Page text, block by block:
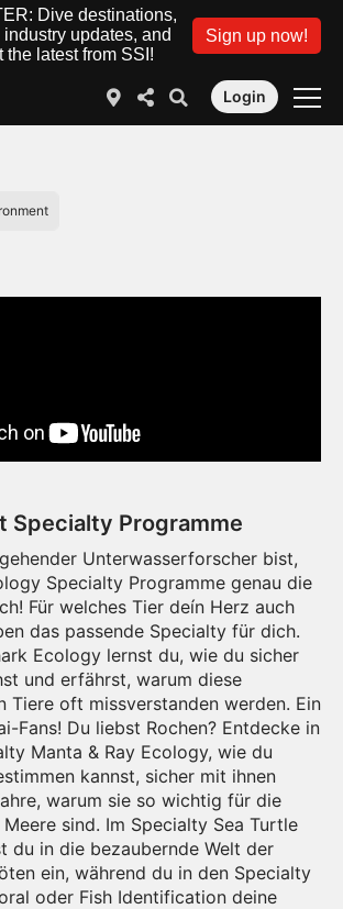
Dive destinations,
updates, and
latest from SSI!
Sign up now!
Login
Specialty Programme
Unterwasserforscher bist,
Specialty Programme genau die
Für welches Tier deín Herz auch
das passende Specialty für dich.
Ecology lernst du, wie du sicher
und erfährst, warum diese
Tiere oft missverstanden werden. Ein
Fans! Du liebst Rochen? Entdecke in
Manta & Ray Ecology, wie du
kannst, sicher mit ihnen
warum sie so wichtig für die
sind. Im Specialty Sea Turtle
du in die bezaubernde Welt der
ein, während du in den Specialty
oder Fish Identification deine